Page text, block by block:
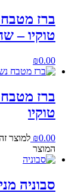
טוקיו –
₪0.00
טוקיו
₪0.00
למוצר
המוצר
סבוניה